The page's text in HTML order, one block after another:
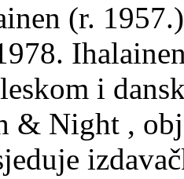
(r.
i
& Night ,